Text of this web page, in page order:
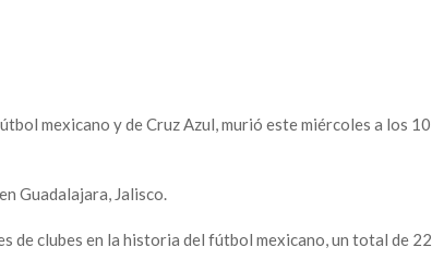
mexicano y de Cruz Azul, murió este miércoles a los
Guadalajara, Jalisco.
de clubes en la historia del fútbol mexicano, un total de